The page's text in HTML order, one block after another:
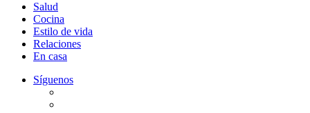
Salud
Cocina
Estilo de vida
Relaciones
En casa
Síguenos